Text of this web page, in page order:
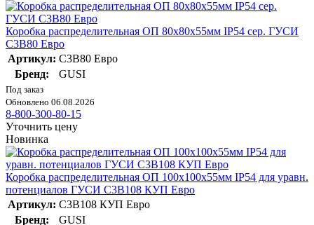
Коробка распределительная ОП 80х80х55мм IP54 сер. ГУСИ
С3В80 Евро
Артикул: С3В80 Евро
Бренд:
GUSI
Под заказ
Обновлено 06.08.2026
8-800-300-80-15
Уточнить цену
Новинка
Коробка распределительная ОП 100х100х55мм IP54 для уравн.
потенциалов ГУСИ С3В108 КУП Евро
Артикул: С3В108 КУП Евро
Бренд:
GUSI